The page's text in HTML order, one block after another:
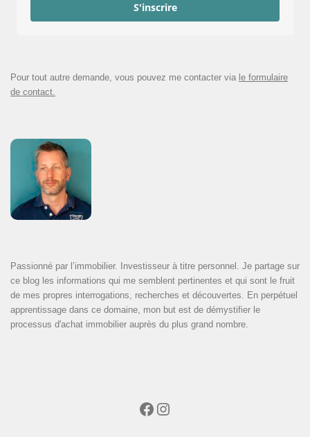
S'inscrire
Pour tout autre demande, vous pouvez me contacter via le formulaire
de contact.
Passionné par l’immobilier. Investisseur à titre personnel. Je partage sur
ce blog les informations qui me semblent pertinentes et qui sont le fruit
de mes propres interrogations, recherches et découvertes. En perpétuel
apprentissage dans ce domaine, mon but est de démystifier le
processus d'achat immobilier auprès du plus grand nombre.
Facebook
Instagram